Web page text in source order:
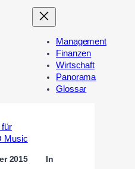
n
Management
Finanzen
Wirtschaft
Panorama
Glossar
2015 In